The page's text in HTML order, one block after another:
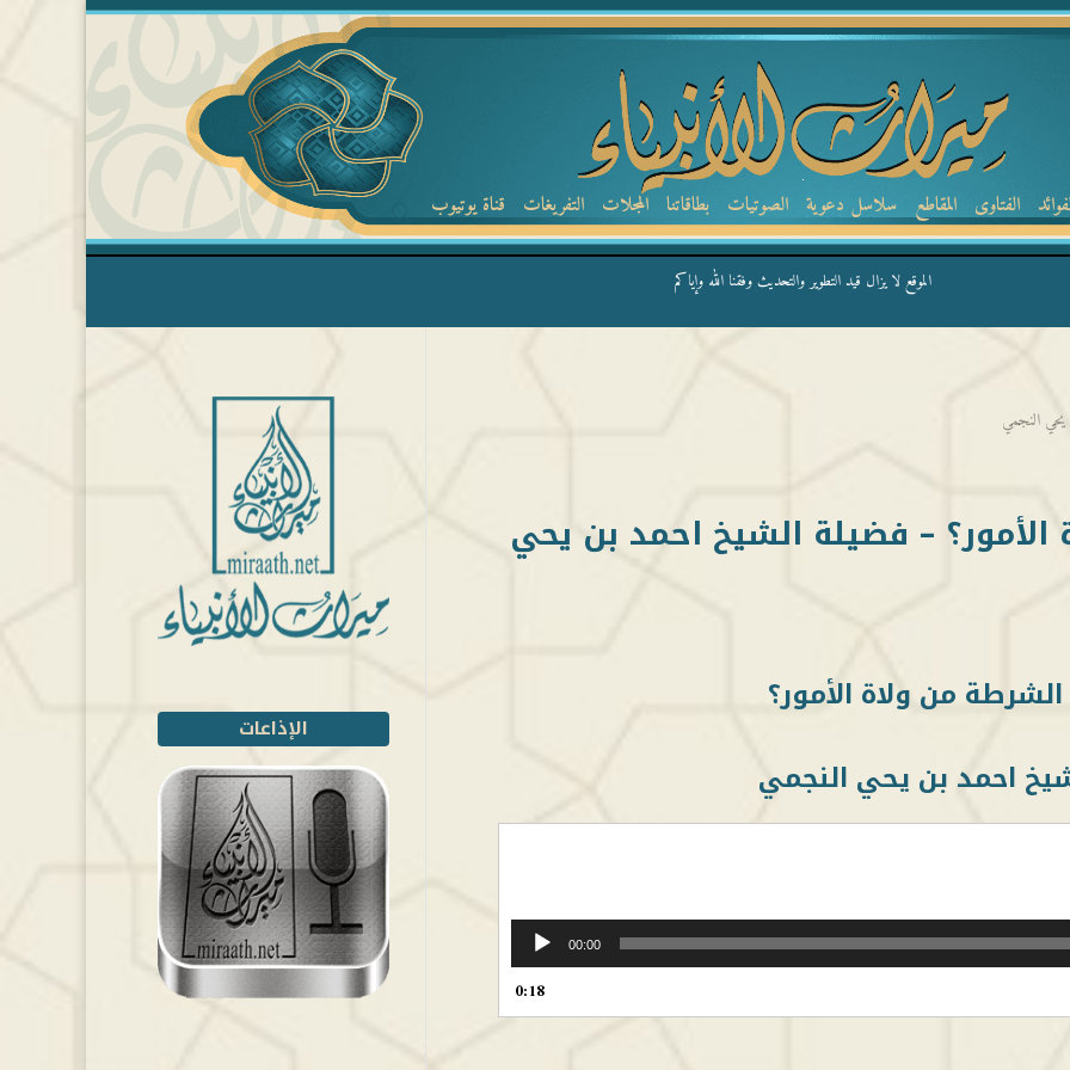
الفتاوى المقاطع سلاسل دعوية الصوتيات بطاقاتنا المجلات التفريغات قناة يوتيوب
الموقع لا يزال قيد التطوير والتحديث وفقنا الله وإياكم
النجمي
– فضيلة الشيخ احمد بن يحي
من ولاة الأمور؟
احمد بن يحي النجمي
00:00
0:18
الإذاعات